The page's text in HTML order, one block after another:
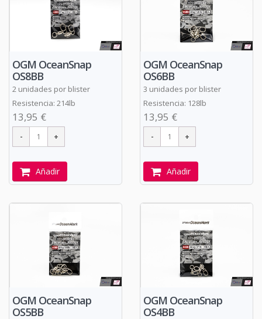
OGM OceanSnap
OS8BB
2 unidades por blister
Resistencia: 214lb
13,95 €
Añadir
OGM OceanSnap
OS6BB
3 unidades por blister
Resistencia: 128lb
13,95 €
Añadir
OGM OceanSnap
OS5BB
OGM OceanSnap
OS4BB